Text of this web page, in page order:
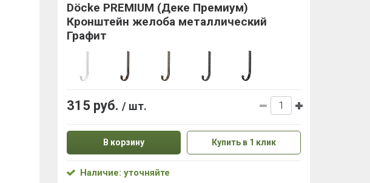
Döcke PREMIUM (Деке Премиум)
Кронштейн желоба металлический
Графит
315 руб. / шт.
В корзину Купить в 1 клик
Наличие: уточняйте